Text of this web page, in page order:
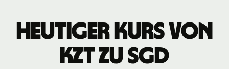
Heutiger Kurs von
KZT zu SGD